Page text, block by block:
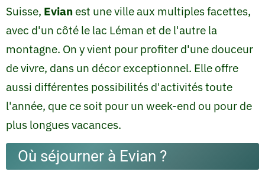
Suisse, Evian est une ville aux multiples facettes,
avec d'un côté le lac Léman et de l'autre la
montagne. On y vient pour profiter d'une douceur
de vivre, dans un décor exceptionnel. Elle offre
aussi différentes possibilités d'activités toute
l'année, que ce soit pour un week-end ou pour de
plus longues vacances.
Où séjourner à Evian ?